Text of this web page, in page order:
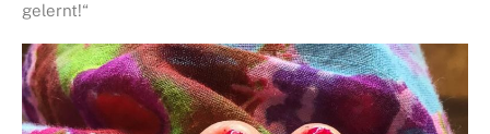
gelernt!“